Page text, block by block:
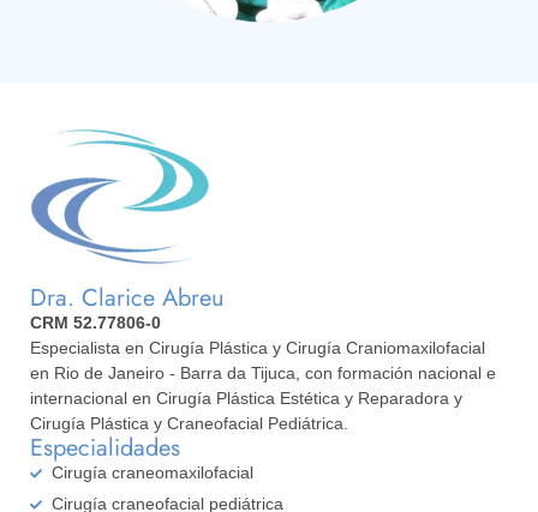
Dra. Clarice Abreu
CRM 52.77806-0
Especialista en Cirugía Plástica y Cirugía Craniomaxilofacial
en Rio de Janeiro - Barra da Tijuca, con formación nacional e
internacional en Cirugía Plástica Estética y Reparadora y
Cirugía Plástica y Craneofacial Pediátrica.
Especialidades
Cirugía craneomaxilofacial
Cirugía craneofacial pediátrica